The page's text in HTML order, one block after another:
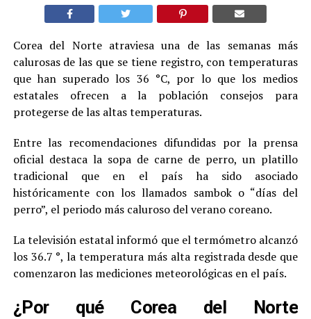
Corea del Norte atraviesa una de las semanas más
calurosas de las que se tiene registro, con temperaturas
que han superado los 36 °C, por lo que los medios
estatales ofrecen a la población consejos para
protegerse de las altas temperaturas.
Entre las recomendaciones difundidas por la prensa
oficial destaca la sopa de carne de perro, un platillo
tradicional que en el país ha sido asociado
históricamente con los llamados sambok o “días del
perro”, el periodo más caluroso del verano coreano.
La televisión estatal informó que el termómetro alcanzó
los 36.7 °, la temperatura más alta registrada desde que
comenzaron las mediciones meteorológicas en el país.
¿Por qué Corea del Norte